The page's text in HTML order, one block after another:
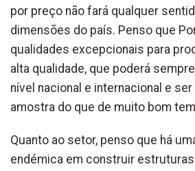
por preço não fará qualquer
dimensões do país. Penso que
qualidades excepcionais para
alta qualidade, que poderá
nível nacional e internacional e
amostra do que de muito bom
Quanto ao setor, penso que há
endémica em construir